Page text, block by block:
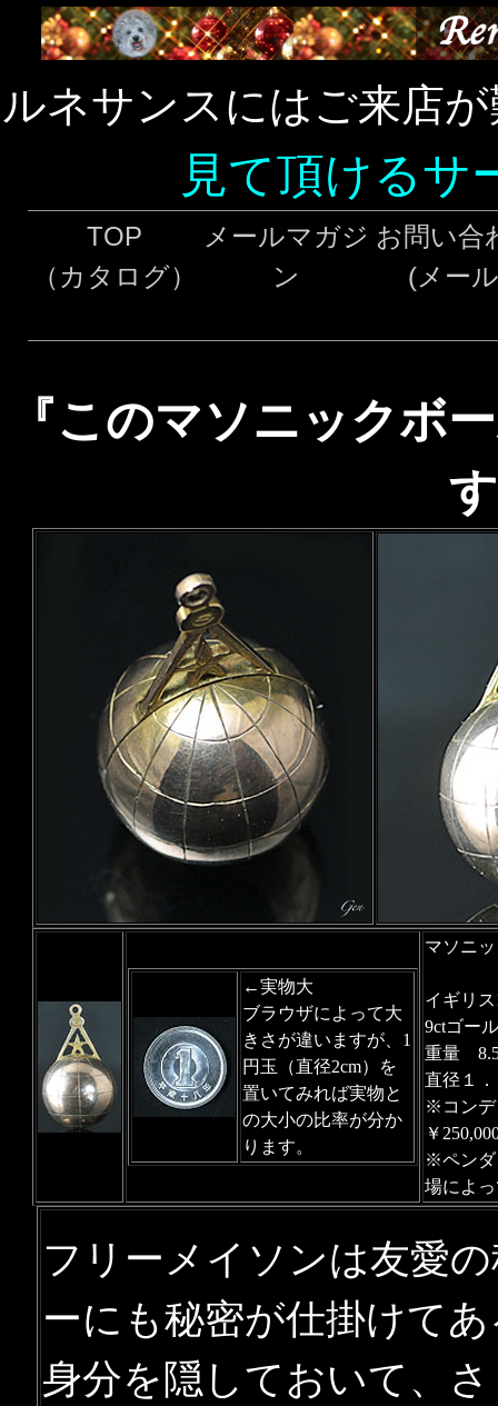
ルネサンスにはご来店
見て頂けるサ
TOP
（カタログ）
メールマガジ
ン
お問い合
(メー
『このマソニックボ
←実物大
ブラウザによって大
きさが違いますが、1
円玉（直径2cm）を
置いてみれば実物と
の大小の比率が分か
ります。
マソニ
イギリ
9ctゴー
重量
直径１
※コンデ
￥
※ペンダ
場によ
フリーメイソンは友愛
ーにも秘密が仕掛けて
身分を隠しておいて、